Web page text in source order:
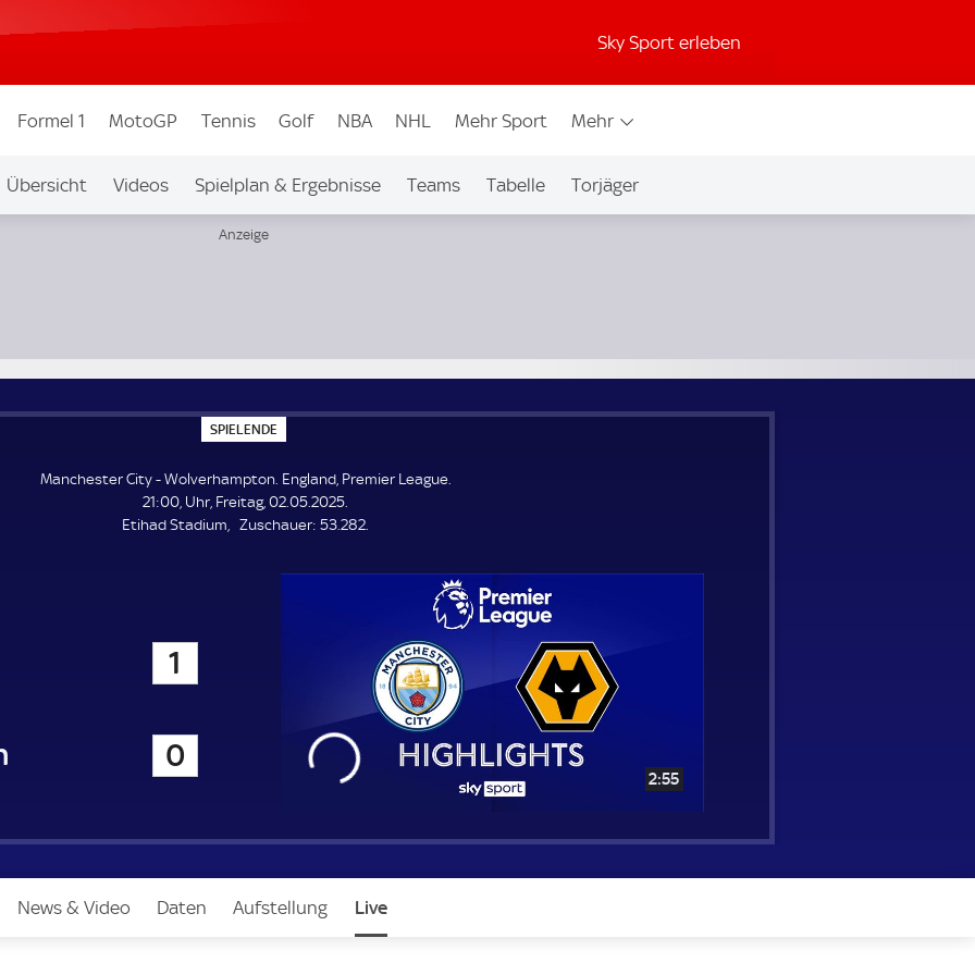
Sky Sport erleben
Formel 1 MotoGP Tennis Golf NBA NHL Mehr Sport Mehr
Übersicht Videos Spielplan & Ergebnisse Teams Tabelle Torjäger
Auf Sky
SPIELENDE
P
E
L
E
N
Manchester City - Wolverhampton. England, Premier League.
21:00, Uhr, Freitag, 02.05.2025.
Etihad Stadium
Zuschauer: Z
53.282.
1
0
News & Video Daten Aufstellung Live